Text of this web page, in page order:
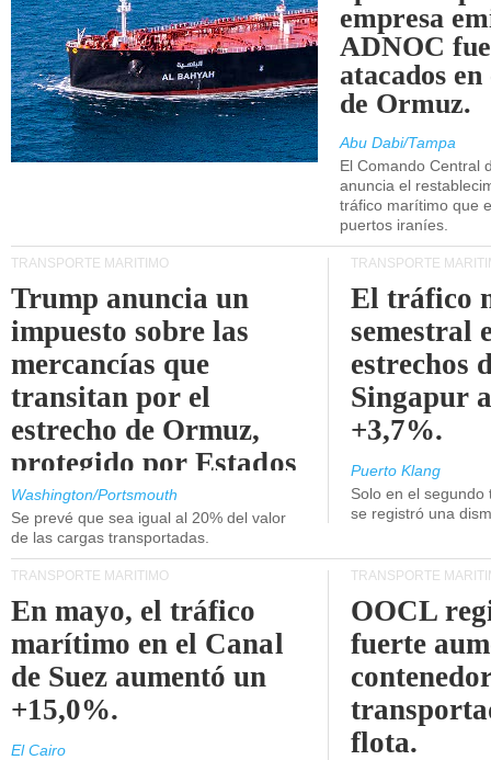
empresa
ADNOC
atacados
de Ormuz.
Abu Dabi/Tampa
El Comando Central
anuncia el
tráfico marítimo que
puertos iraníes.
TRANSPORTE MARÍTIMO
Trump anuncia un
impuesto sobre las
mercancías que
transitan por el
estrecho de Ormuz,
protegido por Estados
Unidos.
Washington/Portsmouth
Se prevé que sea igual al 20% del valor
de las cargas transportadas.
TRANSPORTE
El tráfico
semestral
estrechos
Singapur
+3,7%.
Puerto Klang
Solo en el
se registró una
TRANSPORTE MARÍTIMO
En mayo, el tráfico
marítimo en el Canal
de Suez aumentó un
+15,0%.
El Cairo
TRANSPORTE
OOCL
fuerte
flota.